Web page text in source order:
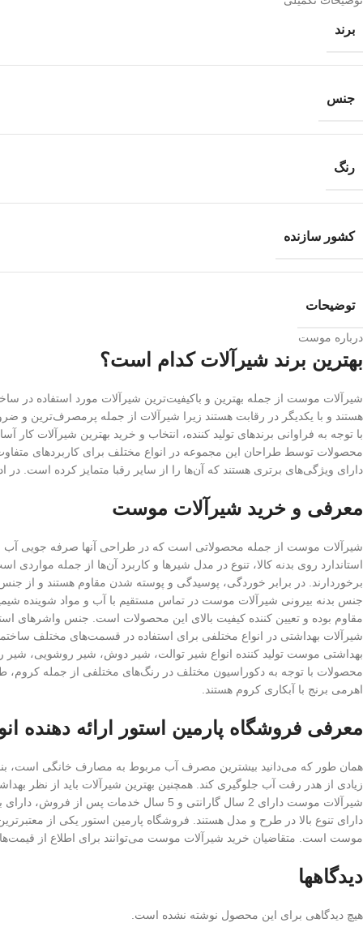
برند
جنس
رنگ
کشور سازنده
توضیحات
درباره موست
بهترین برند شیرآلات کدام است؟
شیرآلات موست از جمله بهترین و باکیفیت‌ترین شیرآلات مورد استفاده
هستند و با یکدیگر در رقابت هستند زیرا شیرآلات از جمله پرمصرف‌ترین
با توجه به فراوانی برندهای تولید کننده، انتخاب و خرید بهترین شیرآلات
محصولات توسط طراحان این مجموعه در انواع مختلف برای کاربردهای
دارای ویژگی‌های برتری هستند که آن‌ها را از سایر رقبا متمایز کرده است.
معرفی و خرید شیرآلات موست
شیرآلات موست از جمله محصولاتی است که در طراحی آنها صرفه جویی آب
استاندارد روی بدنه کالا، تنوع در مدل شیرها و کاربرد آن‌ها از جمله
برخوردارند. در برابر خوردگی، پوسیدگی و پوسته شدن مقاوم هستند و
جنس بدنه بیرونی شیرآلات موست در تماس مستقیم با آب و مواد شوینده
مقاوم بوده و تعیین کننده کیفیت بالای این محصولات است. جنس واشرهای
شیرآلات بهداشتی در انواع مختلفی برای استفاده در قسمت‌های مختلف
بهداشتی موست تولید کننده انواع شیر توالت، شیر دوش، شیر روشویی، شیر
محصولات با توجه به دکوراسیون مختلف در رنگ‌های مختلفی از جمله کروم،
اهرمی برنج با آبکاری کروم هستند.
معرفی فروشگاه پارمین استور ارائه دهنده
همان طور که می‌دانید بیشترین مصرف آب مربوط به مصارف خانگی است،
زیادی از هدر رفت آب جلوگیری کند. همچنین بهترین شیرآلات باید از نظر
شیرآلات موست دارای 2 سال گارانتی و 5
دارای تنوع بالا در طرح و مدل هستند. فروشگاه پارمین استور یکی از
موست است. متقاضیان خرید شیرآلات موست می‌توانند برای اطلاع از قیمت‌ها
دیدگاهها
هیچ دیدگاهی برای این محصول نوشته نشده است.